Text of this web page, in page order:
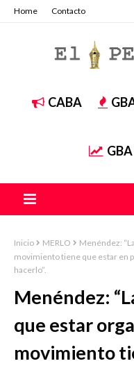
Home Contacto
CABA
Inicio MERLO
Menéndez:
movimiento tiene que estar en
hacerlo”.
Menéndez:
que estar
movimiento